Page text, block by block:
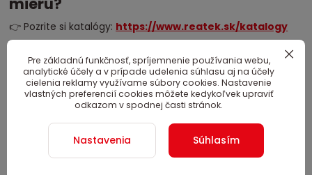
👉 Pozrite si katalógy: https://www.reatek.sk/katalogy
Advertisingvám navrhne riešenie, ktoré bude viditeľné,
funkčné a obchodne efektívne.
📩 Napíšte nám:obchod@nafukovaciareklama.sk
Pre základnú funkčnosť, spríjemnenie používania webu,
analytické účely a v prípade udelenia súhlasu aj na účely
cielenia reklamy využívame súbory cookies. Nastavenie
vlastných preferencií cookies môžete kedykoľvek upraviť
odkazom v spodnej časti stránok.
Nastavenia Súhlasím